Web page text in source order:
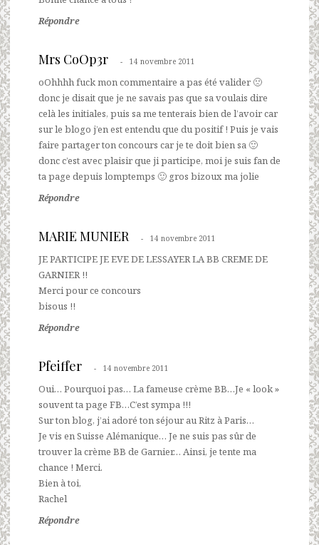
Répondre
Mrs CoOp3r 14 novembre 2011
oOhhhh fuck mon commentaire a pas été valider 🙁
donc je disait que je ne savais pas que sa voulais dire
celà les initiales, puis sa me tenterais bien de l’avoir car
sur le blogo j’en est entendu que du positif ! Puis je vais
faire partager ton concours car je te doit bien sa 🙂
donc c’est avec plaisir que ji participe, moi je suis fan de
ta page depuis lomptemps 🙂 gros bizoux ma jolie
Répondre
MARIE MUNIER 14 novembre 2011
JE PARTICIPE JE EVE DE LESSAYER LA BB CREME DE
GARNIER !!
Merci pour ce concours
bisous !!
Répondre
Pfeiffer 14 novembre 2011
Oui… Pourquoi pas… La fameuse crème BB…Je « look »
souvent ta page FB…C’est sympa !!!
Sur ton blog, j’ai adoré ton séjour au Ritz à Paris…
Je vis en Suisse Alémanique… Je ne suis pas sûr de
trouver la crème BB de Garnier… Ainsi, je tente ma
chance ! Merci.
Bien à toi,
Rachel
Répondre